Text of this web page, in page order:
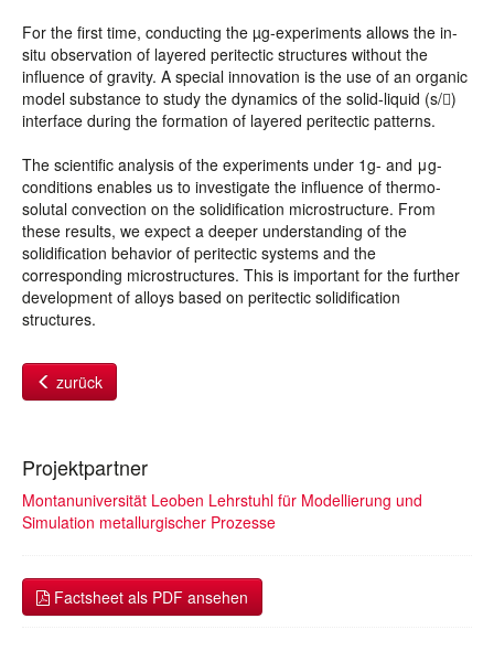
For the first time, conducting the µg-experiments allows the in-
situ observation of layered peritectic structures without the
influence of gravity. A special innovation is the use of an organic
model substance to study the dynamics of the solid-liquid (s/)
interface during the formation of layered peritectic patterns.
The scientific analysis of the experiments under 1g- and μg-
conditions enables us to investigate the influence of thermo-
solutal convection on the solidification microstructure. From
these results, we expect a deeper understanding of the
solidification behavior of peritectic systems and the
corresponding microstructures. This is important for the further
development of alloys based on peritectic solidification
structures.
zurück
Projektpartner
Montanuniversität Leoben Lehrstuhl für Modellierung und
Simulation metallurgischer Prozesse
Factsheet als PDF ansehen